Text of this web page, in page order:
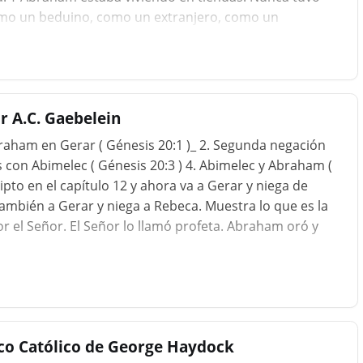
un beduino, como un extranjero, como un
Dios" ( Hebreos 11:10 ). Y se consi
A.C. Gaebelein
en Gerar ( Génesis 20:1 )_ 2. Segunda negación
Abimelec ( Génesis 20:3 ) 4. Abimelec y Abraham (
en el capítulo 12 y ahora va a Gerar y niega de
a Gerar y niega a Rebeca. Muestra lo que es la
el Señor. El Señor lo llamó profeta. Abraham oró y
Católico de George Haydock